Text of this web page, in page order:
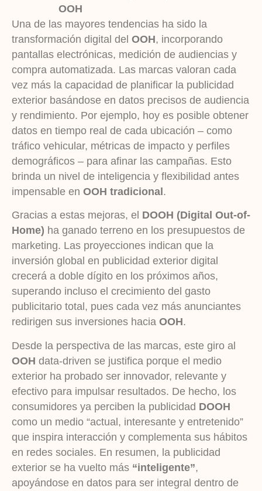
OOH
Una de las mayores tendencias ha sido la
transformación digital del OOH, incorporando
pantallas electrónicas, medición de audiencias y
compra automatizada. Las marcas valoran cada
vez más la capacidad de planificar la publicidad
exterior basándose en datos precisos de audiencia
y rendimiento. Por ejemplo, hoy es posible obtener
datos en tiempo real de cada ubicación – como
tráfico vehicular, métricas de impacto y perfiles
demográficos – para afinar las campañas. Esto
brinda un nivel de inteligencia y flexibilidad antes
impensable en OOH tradicional.
Gracias a estas mejoras, el DOOH (Digital Out-of-
Home) ha ganado terreno en los presupuestos de
marketing. Las proyecciones indican que la
inversión global en publicidad exterior digital
crecerá a doble dígito en los próximos años,
superando incluso el crecimiento del gasto
publicitario total, pues cada vez más anunciantes
redirigen sus inversiones hacia OOH.
Desde la perspectiva de las marcas, este giro al
OOH data-driven se justifica porque el medio
exterior ha probado ser innovador, relevante y
efectivo para impulsar resultados. De hecho, los
consumidores ya perciben la publicidad DOOH
como un medio “actual, interesante y entretenido”
que inspira interacción y complementa sus hábitos
en redes sociales. En resumen, la publicidad
exterior se ha vuelto más “inteligente”,
apoyándose en datos para ser integral dentro de